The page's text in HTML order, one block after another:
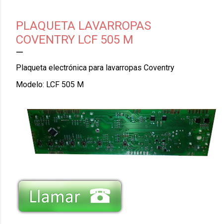
PLAQUETA LAVARROPAS
COVENTRY LCF 505 M
Plaqueta electrónica para lavarropas Coventry
Modelo: LCF 505 M